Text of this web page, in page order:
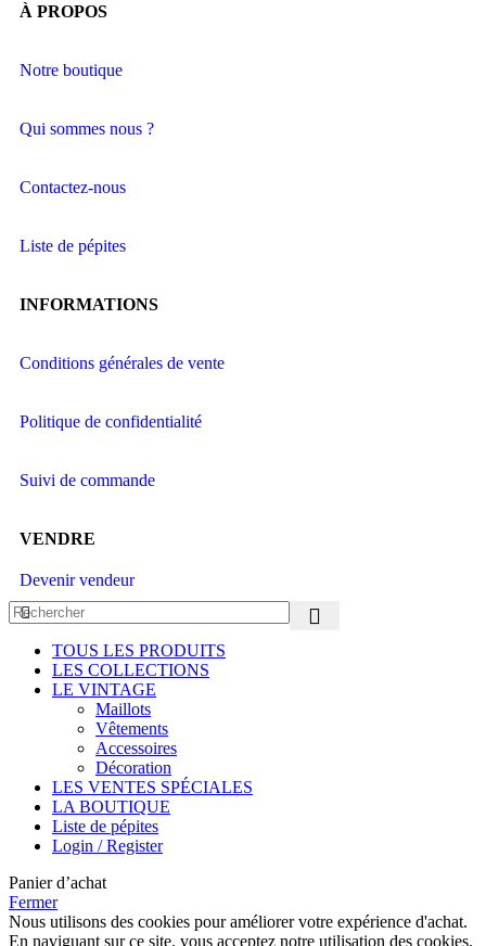
À PROPOS
Notre boutique
Qui sommes nous ?
Contactez-nous
Liste de pépites
INFORMATIONS
Conditions générales de vente
Politique de confidentialité
Suivi de commande
VENDRE
Devenir vendeur
TOUS LES PRODUITS
LES COLLECTIONS
LE VINTAGE
Maillots
Vêtements
Accessoires
Décoration
LES VENTES SPÉCIALES
LA BOUTIQUE
Liste de pépites
Login / Register
Panier d’achat
Fermer
Nous utilisons des cookies pour améliorer votre expérience d'achat.
En naviguant sur ce site, vous acceptez notre utilisation des cookies.